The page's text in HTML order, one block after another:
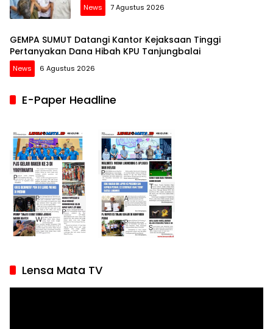
News 7 Agustus 2026
‎GEMPA SUMUT Datangi Kantor Kejaksaan Tinggi
News 6 Agustus 2026
E-Paper Headline
Lensa Mata TV